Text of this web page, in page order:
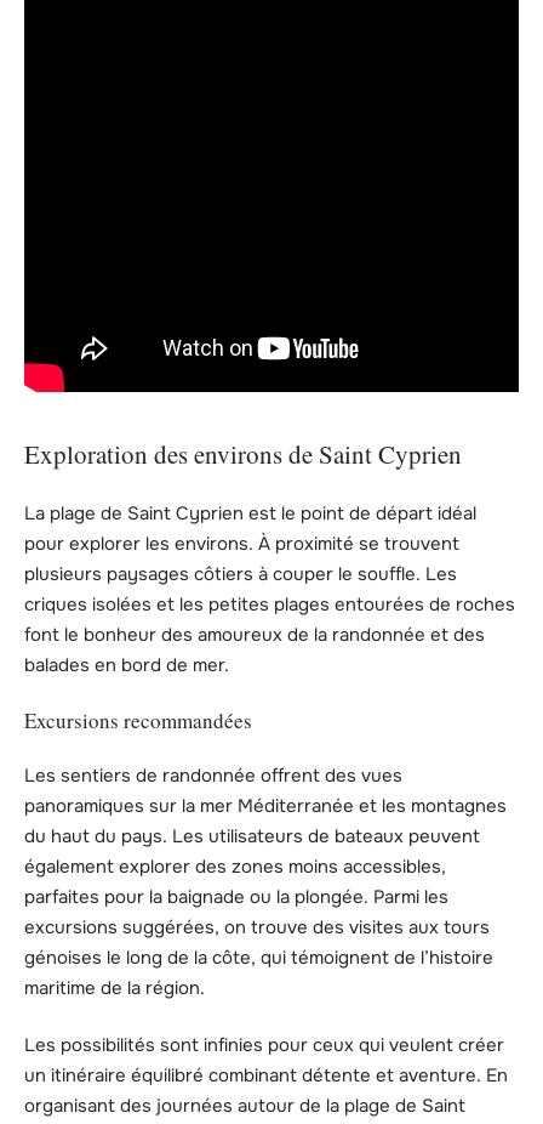
Exploration des environs de Saint Cyprien
La plage de Saint Cyprien est le point de départ idéal
pour explorer les environs. À proximité se trouvent
plusieurs paysages côtiers à couper le souffle. Les
criques isolées et les petites plages entourées de roches
font le bonheur des amoureux de la randonnée et des
balades en bord de mer.
Excursions recommandées
Les sentiers de randonnée offrent des vues
panoramiques sur la mer Méditerranée et les montagnes
du haut du pays. Les utilisateurs de bateaux peuvent
également explorer des zones moins accessibles,
parfaites pour la baignade ou la plongée. Parmi les
excursions suggérées, on trouve des visites aux tours
génoises le long de la côte, qui témoignent de l’histoire
maritime de la région.
Les possibilités sont infinies pour ceux qui veulent créer
un itinéraire équilibré combinant détente et aventure. En
organisant des journées autour de la plage de Saint